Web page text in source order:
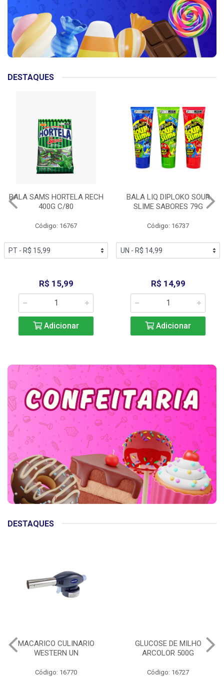
DESTAQUES
BALA LIQ DIPLOKO SOUR
SLIME SABORES 79G
Código: 16737
R$ 14,99
Adicionar
PIPOCA POP UP CHEDDAR
30G
Código: 16733
R$ 4,99
Adicionar
DESTAQUES
MACARICO CULINARIO
WESTERN UN
Código: 16770
GLUCOSE DE MILHO
ARCOLOR 500G
Código: 16727